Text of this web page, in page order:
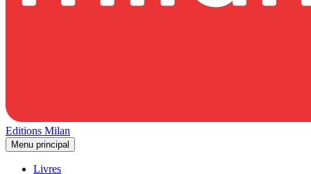
Editions Milan
Menu principal
Livres